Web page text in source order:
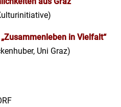
in Vielfalt“
Uni Graz)